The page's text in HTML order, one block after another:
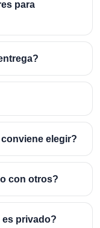
para
elegir?
con otros?
es privado?